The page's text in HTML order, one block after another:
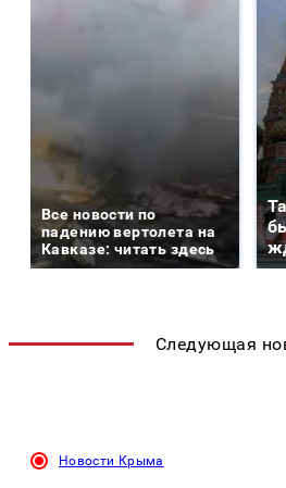
Все новости по
падению вертолета на
Кавказе: читать здесь
Следующая
Новости Крыма